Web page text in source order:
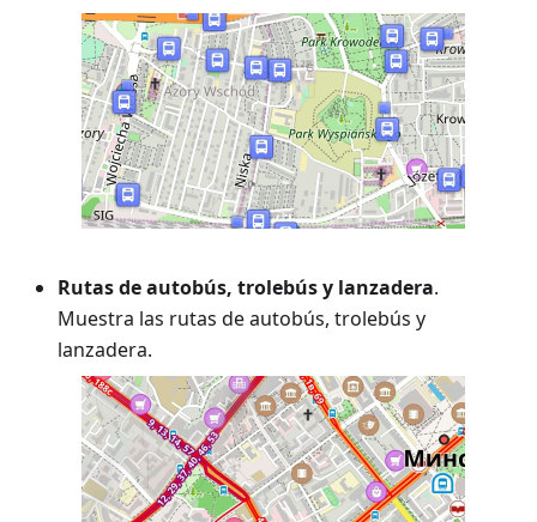
Rutas de autobús, trolebús y lanzadera.
Muestra las rutas de autobús, trolebús y
lanzadera.